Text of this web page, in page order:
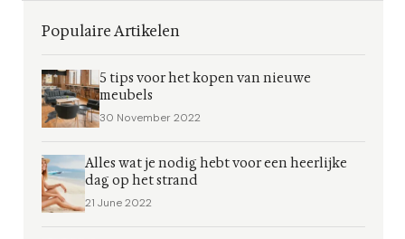
Populaire Artikelen
5 tips voor het kopen van nieuwe
meubels
30 November 2022
Alles wat je nodig hebt voor een heerlijke
dag op het strand
21 June 2022